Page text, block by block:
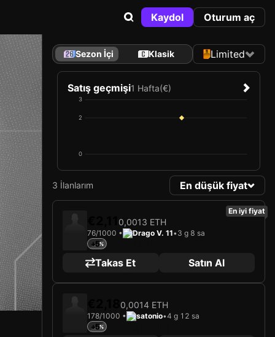
Kaydol Oturum aç
Sezon İçi Klasik Limited
Satış geçmişi1 Hafta(€)
0
2
3
3 İlanlarım En düşük fiyat
En iyi fiyat
0,0013 ETH
76/1000 • Drago V. 11•3 g 8 sa
+5
Takas Et Satın Al
0,0014 ETH
178/1000 • satonio•4 g 12 sa
+5